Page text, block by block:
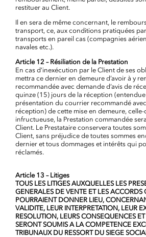
restituer au Client.
Il en sera de même concernant, le
transport, ce, aux conditions pratiquées
transports en pareil cas (compagnies
navales etc.).
Article 12 – Résiliation de la Prestation
En cas d’inexécution par le Client de ses
mettra ce dernier en demeure d’avoir à y
recommandée avec demande d’avis de
quinze (15) jours de la réception
présentation du courrier recommandé avec
réception) de cette mise en demeure,
infructueuse, la Prestation commandée
Client. Le Prestataire conservera toutes
Client, sans préjudice de toutes sommes
dernier et tous dommages et intérêts qui
réclamés.
Article 13 – Litiges
TOUS LES LITIGES AUXQUELLES LES
GENERALES DE VENTE ET LES
POURRAIENT DONNER LIEU,
VALIDITE, LEUR INTERPRETATION, LEUR
RESOLUTION, LEURS CONSEQUENCES ET
SERONT SOUMIS A LA COMPETENCE
TRIBUNAUX DU RESSORT DU SIEGE